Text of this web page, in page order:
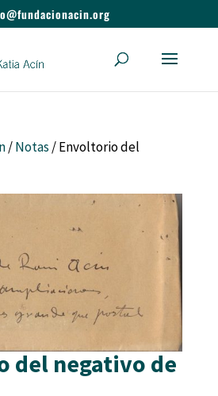
/Notas / Envoltorio del
del negativo de